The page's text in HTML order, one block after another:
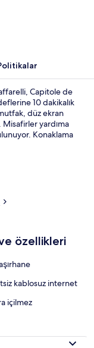
Capitole de
10 dakikalık
düz ekran
yardıma
Konaklama
mesafesindedir.
özellikleri
kablosuz internet
içilmez